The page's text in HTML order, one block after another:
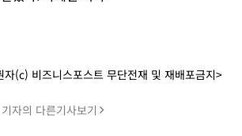
자(c) 비즈니스포스트 무단전재 및 재배포금지>
자의 다른기사보기